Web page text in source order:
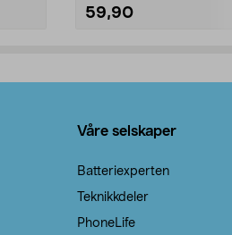
59,90
Våre selskaper
Batteriexperten
Teknikkdeler
PhoneLife